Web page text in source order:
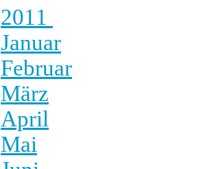
2011
Januar
Februar
März
April
Mai